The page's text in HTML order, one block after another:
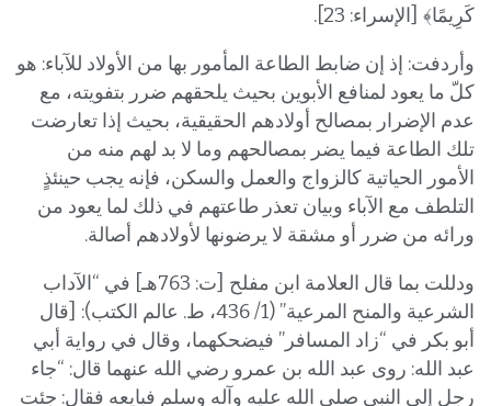
كَرِيمًا﴾ [الإسراء: 23].
وأردفت: إذ إن ضابط الطاعة المأمور بها من الأولاد للآباء: هو
كلّ ما يعود لمنافع الأبوين بحيث يلحقهم ضرر بتفويته، مع
عدم الإضرار بمصالح أولادهم الحقيقية، بحيث إذا تعارضت
تلك الطاعة فيما يضر بمصالحهم وما لا بد لهم منه من
الأمور الحياتية كالزواج والعمل والسكن، فإنه يجب حينئذٍ
التلطف مع الآباء وبيان تعذر طاعتهم في ذلك لما يعود من
ورائه من ضرر أو مشقة لا يرضونها لأولادهم أصالة.
ودللت بما قال العلامة ابن مفلح [ت: 763هـ] في “الآداب
الشرعية والمنح المرعية” (1/ 436، ط. عالم الكتب): [قال
أبو بكر في “زاد المسافر” فيضحكهما، وقال في رواية أبي
عبد الله: روى عبد الله بن عمرو رضي الله عنهما قال: “جاء
رجل إلى النبي صلى الله عليه وآله وسلم فبايعه فقال: جئت